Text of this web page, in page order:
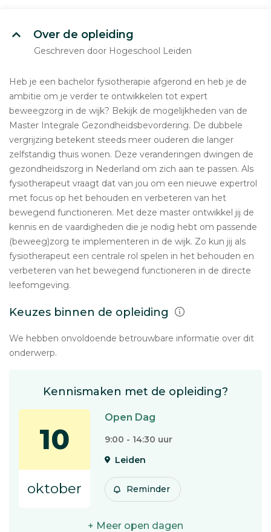
Over de opleiding
Geschreven door Hogeschool Leiden
Heb je een bachelor fysiotherapie afgerond en heb je de
ambitie om je verder te ontwikkelen tot expert
beweegzorg in de wijk? Bekijk de mogelijkheden van de
Master Integrale Gezondheidsbevordering. De dubbele
vergrijzing betekent steeds meer ouderen die langer
zelfstandig thuis wonen. Deze veranderingen dwingen de
gezondheidszorg in Nederland om zich aan te passen. Als
fysiotherapeut vraagt dat van jou om een nieuwe expertrol
met focus op het behouden en verbeteren van het
bewegend functioneren. Met deze master ontwikkel jij de
kennis en de vaardigheden die je nodig hebt om passende
(beweeg)zorg te implementeren in de wijk. Zo kun jij als
fysiotherapeut een centrale rol spelen in het behouden en
verbeteren van het bewegend functioneren in de directe
leefomgeving.
Keuzes binnen de opleiding
We hebben onvoldoende betrouwbare informatie over dit
onderwerp.
Kennismaken met de opleiding?
10
oktober
Open Dag
9:00 - 14:30 uur
Leiden
Reminder
+ Meer open dagen